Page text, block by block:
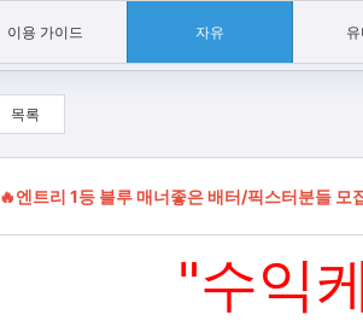
이용 가이드 자유
목록
🔥엔트리 1등 블루 매너좋은 배터/픽스터분들 모
"수익